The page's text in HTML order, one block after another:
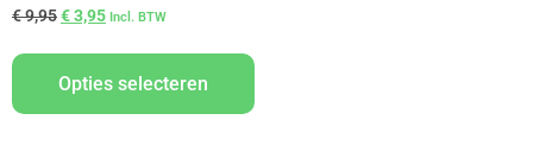
€9,95€3,95 Incl. BTW
Opties selecteren